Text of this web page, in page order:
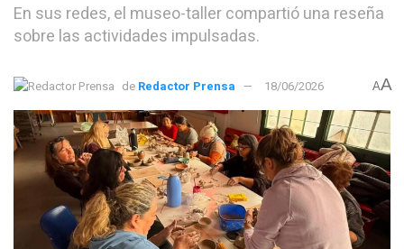
En sus redes, el museo-taller compartió una reseña
sobre las actividades impulsadas.
de Redactor Prensa 18/06/2026 AA